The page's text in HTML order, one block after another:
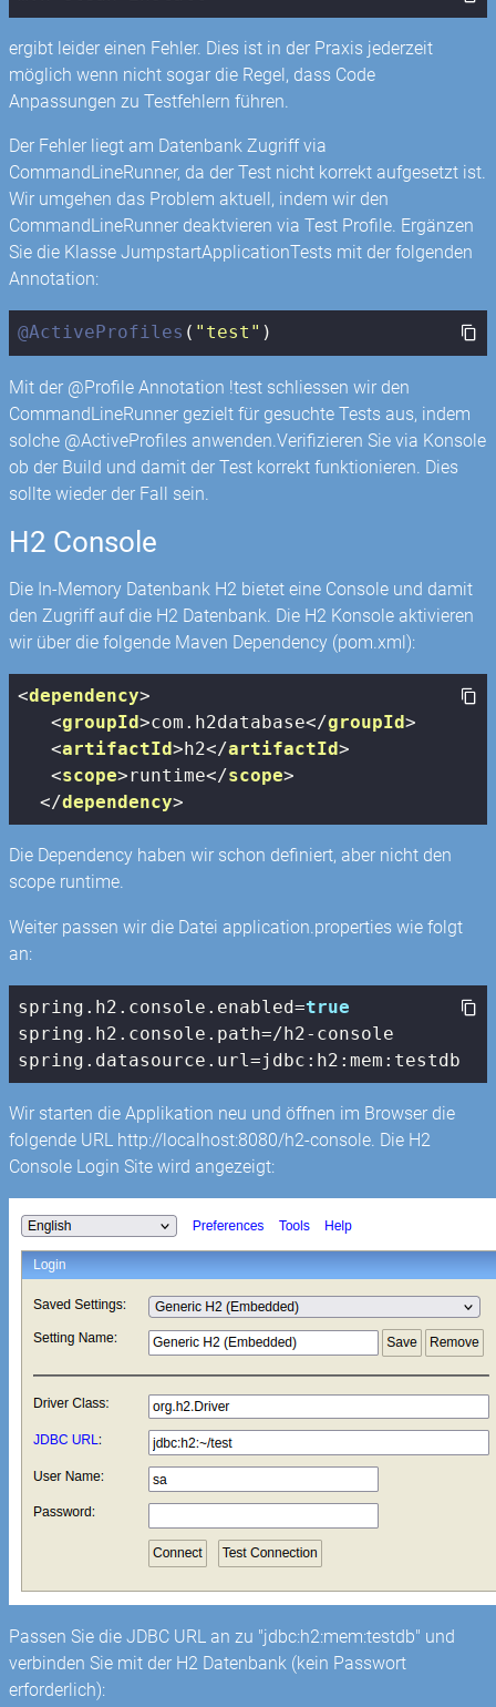
ergibt leider einen Fehler. Dies ist in der Praxis jederzeit
möglich wenn nicht sogar die Regel, dass Code
Anpassungen zu Testfehlern führen.
Der Fehler liegt am Datenbank Zugriff via
CommandLineRunner, da der Test nicht korrekt aufgesetzt ist.
Wir umgehen das Problem aktuell, indem wir den
CommandLineRunner deaktvieren via Test Profile. Ergänzen
Sie die Klasse JumpstartApplicationTests mit der folgenden
Annotation:
@ActiveProfiles ( "test" )
Mit der @Profile Annotation !test schliessen wir den
CommandLineRunner gezielt für gesuchte Tests aus, indem
solche @ActiveProfiles anwenden.Verifizieren Sie via Konsole
ob der Build und damit der Test korrekt funktionieren. Dies
sollte wieder der Fall sein.
H2 Console
Die In-Memory Datenbank H2 bietet eine Console und damit
den Zugriff auf die H2 Datenbank. Die H2 Konsole aktivieren
wir über die folgende Maven Dependency (pom.xml):
<dependency>
<groupId>com.h2database</groupId>
<artifactId>h2</artifactId>
<scope>runtime</scope>
</dependency>
Die Dependency haben wir schon definiert, aber nicht den
scope runtime.
Weiter passen wir die Datei application.properties wie folgt
an:
spring.h2. console .enabled=true
spring.h2. console .path=/h2- console
spring.datasource.url=jdbc:h2:mem:testdb
Wir starten die Applikation neu und öffnen im Browser die
folgende URL http://localhost:8080/h2-console. Die H2
Console Login Site wird angezeigt:
Passen Sie die JDBC URL an zu "jdbc:h2:mem:testdb" und
verbinden Sie mit der H2 Datenbank (kein Passwort
erforderlich):